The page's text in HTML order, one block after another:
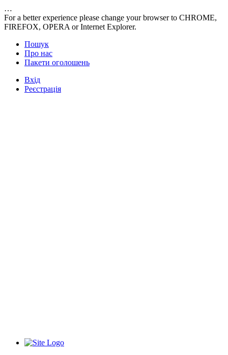
…
For a better experience please change your browser to CHROME,
FIREFOX, OPERA or Internet Explorer.
Пошук
Про нас
Пакети оголошень
Вхід
Реєстрація